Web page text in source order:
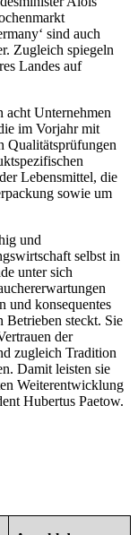
sind auch
Zugleich spiegeln
Landes auf
acht Unternehmen
im Vorjahr mit
Qualitätsprüfungen
Lebensmittel, die
sowie um
und
selbst in
unter sich
und konsequentes
Betrieben steckt. Sie
der
zugleich Tradition
Damit leisten sie
Weiterentwicklung
Hubertus Paetow.